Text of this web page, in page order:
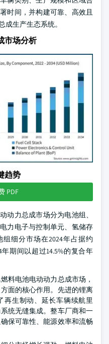
时间，并构建可靠、高效且
生产生态系统。
市场分析
趋势
PDF
动力总成市场分为电池组、
力电子与控制单元、氢储存
细分市场在2024年占据约
期间以超过14.5%的复合年
料电池电动动力总成市场，
面的核心作用。先进的锂离
再生制动、延长车辆续航里
统无缝集成。整车厂商和一
保可靠性、能源效率和流畅